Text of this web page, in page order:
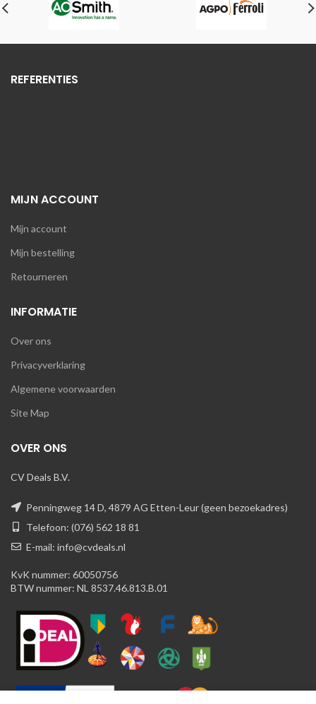
REFERENTIES
MIJN ACCOUNT
Mijn account
Mijn bestelling
Retourneren
INFORMATIE
Over ons
Privacyverklaring
Algemene voorwaarden
Site Map
OVER ONS
CV Deals B.V.
Penningweg 14 D, 4879 AG Etten-Leur (geen bezoekadres)
Telefoon: (076) 562 18 81
E-mail: info@cvdeals.nl
KvK nummer: 60050756
BTW nummer: NL 8537.46.813.B.01